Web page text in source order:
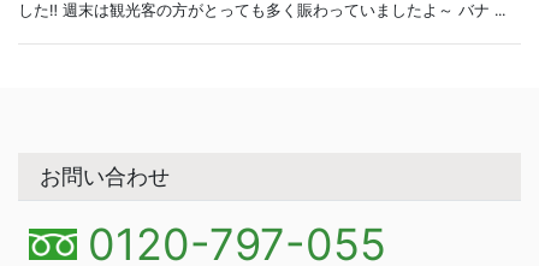
した‼ 週末は観光客の方がとっても多く賑わっていましたよ～ バナ ...
お問い合わせ
0120-797-055